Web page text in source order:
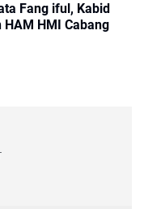
Fang iful, Kabid
HAM HMI Cabang